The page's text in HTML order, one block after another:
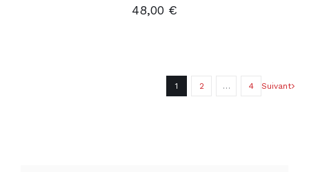
48,00 €
1 2 … 4 Suivant